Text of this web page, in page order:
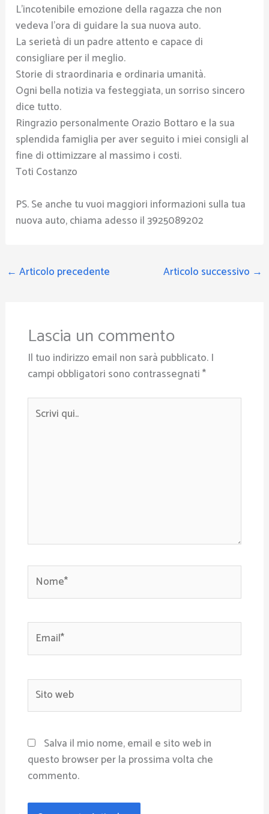
L’incotenibile emozione della ragazza che non
vedeva l’ora di guidare la sua nuova auto.
La serietà di un padre attento e capace di
consigliare per il meglio.
Storie di straordinaria e ordinaria umanità.
Ogni bella notizia va festeggiata, un sorriso sincero
dice tutto.
Ringrazio personalmente Orazio Bottaro e la sua
splendida famiglia per aver seguito i miei consigli al
fine di ottimizzare al massimo i costi.
Toti Costanzo
PS. Se anche tu vuoi maggiori informazioni sulla tua
nuova auto, chiama adesso il 3925089202
← Articolo precedente Articolo successivo →
Lascia un commento
Il tuo indirizzo email non sarà pubblicato. I
campi obbligatori sono contrassegnati*
qui..
web
Salva il mio nome, email e sito web in
questo browser per la prossima volta che
commento.